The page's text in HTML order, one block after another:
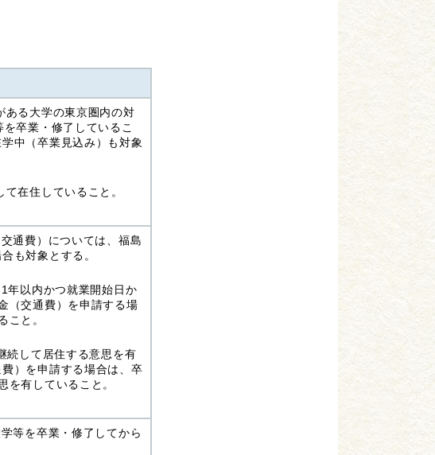
ある大学の東京圏内の対
卒業・修了しているこ
中（卒業見込み）も対象
在住していること。
通費）については、福島
も対象とする。
年以内かつ就業開始日か
（交通費）を申請する場
こと。
続して居住する意思を有
）を申請する場合は、卒
を有していること。
等を卒業・修了してから